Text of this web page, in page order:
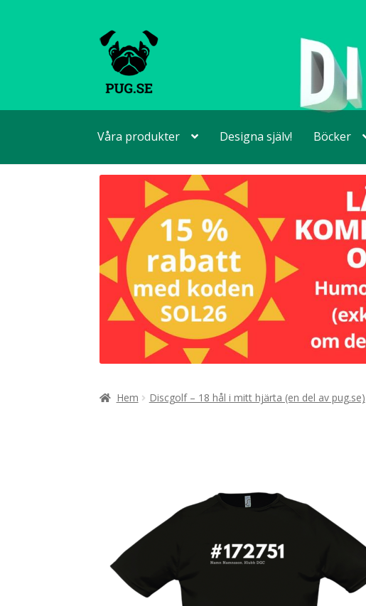
Hoppa
till
navigering
Hoppa
till
innehåll
Våra produkter Designa själv! Böcker
Hem Discgolf – 18 hål i mitt hjärta (en del av pug.se)